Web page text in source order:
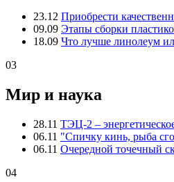
23.12 Приобрести
09.09 Этапы сборки
18.09 Что лучше линолеум
03
Мир и наука
28.11 ТЭЦ-2 –
06.11 "Спичку кинь, рыба
06.11 Очередной точечный
04